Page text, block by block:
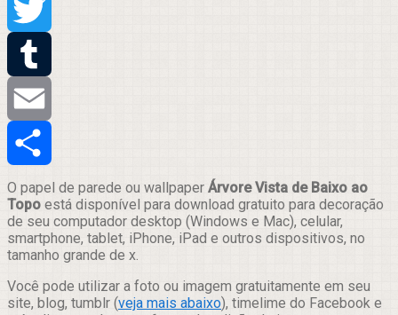
Pinterest
Twitter
Tumblr
Email
Compartilhar
O papel de parede ou wallpaper Árvore Vista de Baixo ao
Topo está disponível para download gratuito para decoração
de seu computador desktop (Windows e Mac), celular,
smartphone, tablet, iPhone, iPad e outros dispositivos, no
tamanho grande de x.
Você pode utilizar a foto ou imagem gratuitamente em seu
site, blog, tumblr (veja mais abaixo), timelime do Facebook e